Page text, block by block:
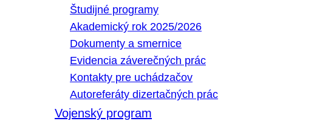
Študijné programy
Akademický rok 2025/2026
Dokumenty a smernice
Evidencia záverečných prác
Kontakty pre uchádzačov
Autoreferáty dizertačných prác
Vojenský program